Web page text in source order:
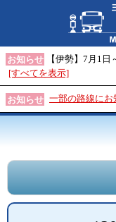
お知らせ
【伊勢】7月1
[すべてを表示]
お知らせ 一部の路線にお